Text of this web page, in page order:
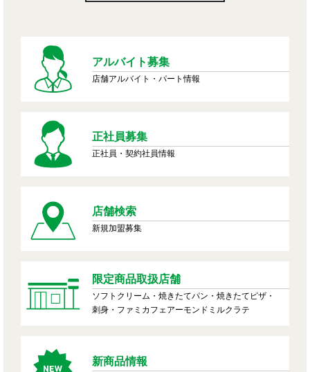
アルバイト募集
店舗アルバイト・パート情報
正社員募集
正社員・契約社員情報
店舗検索
新規加盟募集
限定商品取扱店舗
ソフトクリーム・焼きたてパン・焼きたてピザ・
刺身・ファミカフェアーモンドミルクラテ
新商品情報